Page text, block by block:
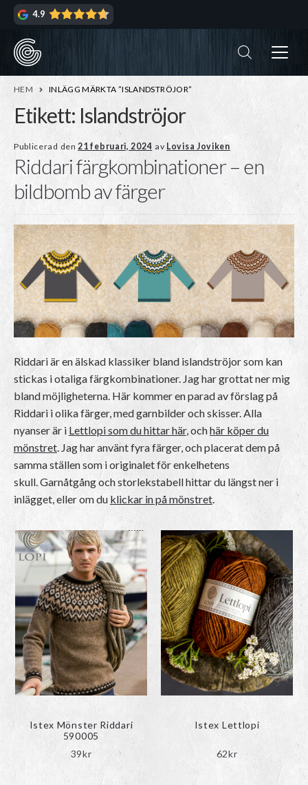
Hoppa
navigering
Hoppa
innehåll
4.9
HEM INLÄGG MÄRKTA ”ISLANDSTRÖJOR”
Etikett:Islandströjor
Publicerad den21 februari, 2024 av Lovisa Joviken
Riddari färgkombinationer – en
bildbomb av färger
Riddari är en älskad klassiker bland islandströjor som kan
stickas i otaliga färgkombinationer. Jag har grottat ner mig
bland möjligheterna. Här kommer en parad av förslag på
Riddari i olika färger, med garnbilder och skisser. Alla
nyanser är i Lettlopi som du hittar här, ochhär köper du
mönstret. Jag har använt fyra färger, och placerat dem på
samma ställen som i originalet för enkelhetens
skull. Garnåtgång och storlekstabell hittar du längst ner i
inlägget, eller om du klickar in på mönstret.
Istex Mönster Riddari
590005
39kr
Istex Lettlopi
62kr